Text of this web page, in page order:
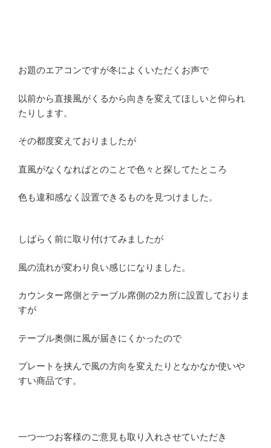
お題のエアコンですが冬によくいただくお声で
以前から直接風がくるから向きを変えてほしいと仰られ
たりします。
その都度変えておりましたが
直風がなくなればとのことで色々と探してたところ
色も違和感なく設置できるものを見つけました。
しばらく前に取り付けてみましたが
風の流れが変わり良い感じになりました。
カウンター席側とテーブル席側の2カ所に設置しておりま
すが
テーブル奥側に風が届きにくかったので
プレートを挟んで風の方向を変えたりとなかなか使いや
すい商品です。
一つ一つお客様のご意見も取り入れさせていただき